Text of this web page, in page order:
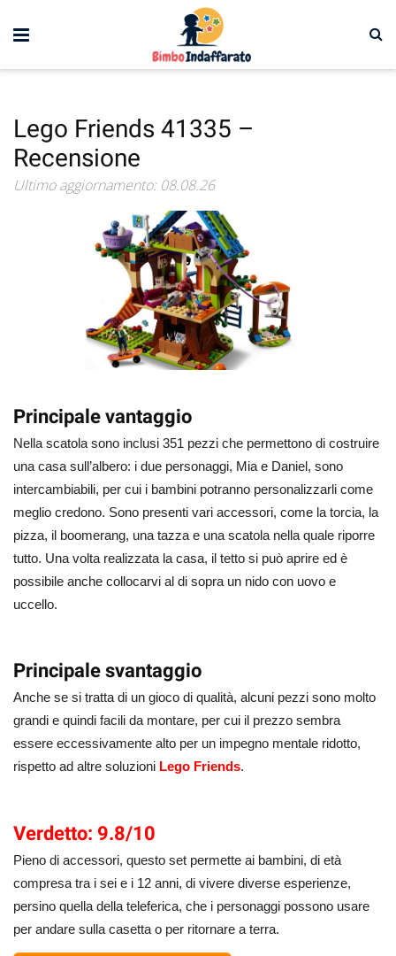
Lego Friends 41335 –
Recensione
Ultimo aggiornamento: 08.08.26
Principale vantaggio
Nella scatola sono inclusi 351 pezzi che permettono di costruire
una casa sull’albero: i due personaggi, Mia e Daniel, sono
intercambiabili, per cui i bambini potranno personalizzarli come
meglio credono. Sono presenti vari accessori, come la torcia, la
pizza, il boomerang, una tazza e una scatola nella quale riporre
tutto. Una volta realizzata la casa, il tetto si può aprire ed è
possibile anche collocarvi al di sopra un nido con uovo e
uccello.
Principale svantaggio
Anche se si tratta di un gioco di qualità, alcuni pezzi sono molto
grandi e quindi facili da montare, per cui il prezzo sembra
essere eccessivamente alto per un impegno mentale ridotto,
rispetto ad altre soluzioni Lego Friends.
Verdetto: 9.8/10
Pieno di accessori, questo set permette ai bambini, di età
compresa tra i sei e i 12 anni, di vivere diverse esperienze,
persino quella della teleferica, che i personaggi possono usare
per andare sulla casetta o per ritornare a terra.